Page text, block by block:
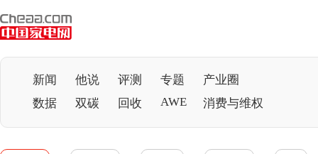
新闻 他说 评测 专题
产业圈
数据
双碳 回收 AWE 消费与维权